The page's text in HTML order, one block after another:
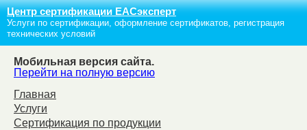
Центр сертификации ЕАСэксперт
Услуги по сертификации, оформление сертификатов, регистрация
технических условий
Мобильная версия сайта.
Перейти на полную версию
Главная
Услуги
Сертификация по продукции